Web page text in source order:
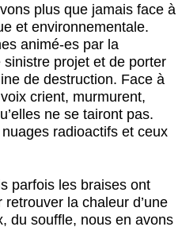
plus que jamais face à
et environnementale.
animé-es par la
projet et de porter
de destruction. Face à
crient, murmurent,
ne se tairont pas.
radioactifs et ceux
parfois les braises ont
retrouver la chaleur d’une
du souffle, nous en avons